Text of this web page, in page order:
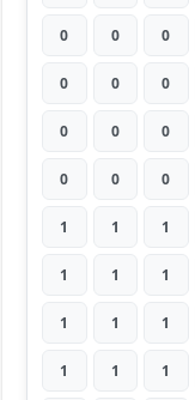
0 0 0
0 0 0
0 0 0
0 0 0
1 1 1
1 1 1
1 1 1
1 1 1